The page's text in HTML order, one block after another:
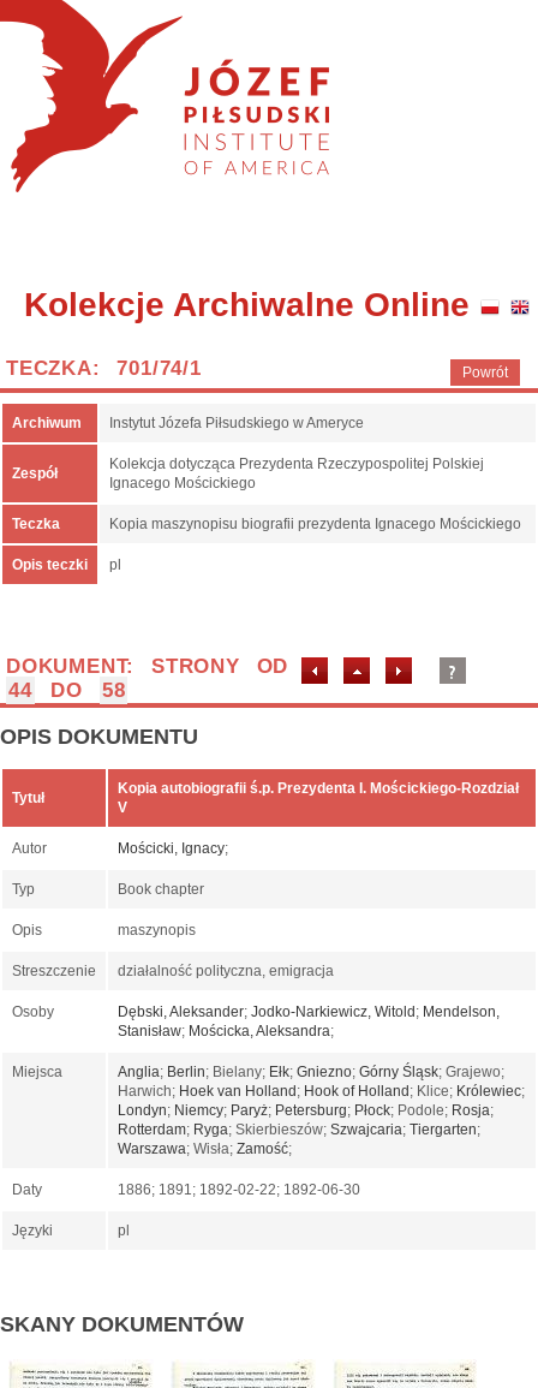
Kolekcje Archiwalne Online
Powrót
TECZKA: 701/74/1
Archiwum Instytut Józefa Piłsudskiego w Ameryce
Zespół
Kolekcja dotycząca Prezydenta Rzeczypospolitej Polskiej
Ignacego Mościckiego
Teczka Kopia maszynopisu biografii prezydenta Ignacego Mościckiego
Opis teczki pl
DOKUMENT: STRONY OD
44
DO 58
OPIS DOKUMENTU
Tytuł
Kopia autobiografii ś.p. Prezydenta I. Mościckiego-Rozdział
V
Autor Mościcki, Ignacy;
Typ Book chapter
Opis maszynopis
Streszczenie działalność polityczna, emigracja
Osoby Dębski, Aleksander; Jodko-Narkiewicz, Witold ; Mendelson,
Stanisław; Mościcka, Aleksandra;
Miejsca Anglia; Berlin; Bielany; Ełk; Gniezno; Górny Śląsk; Grajewo;
Harwich; Hoek van Holland ; Hook of Holland ; Klice; Królewiec;
Londyn; Niemcy; Paryż; Petersburg; Płock; Podole; Rosja;
Rotterdam; Ryga; Skierbieszów; Szwajcaria; Tiergarten;
Warszawa; Wisła; Zamość;
Daty 1886; 1891; 1892-02-22; 1892-06-30
Języki pl
SKANY DOKUMENTÓW